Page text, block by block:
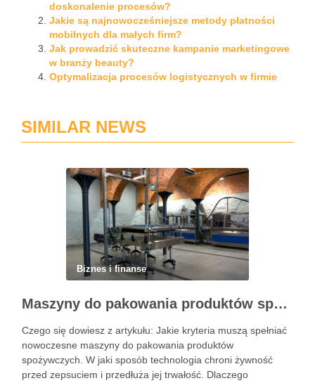
doskonalenie procesów?
Jakie są najnowocześniejsze metody płatności
mobilnych dla małych firm?
Jak prowadzić skuteczne kampanie marketingowe
w branży beauty?
Optymalizacja procesów logistycznych w firmie
SIMILAR NEWS
Biznes i finanse
Maszyny do pakowania produktów spożywczych – standardy higieny i nowoczesne technologie w przetwórstwie
Czego się dowiesz z artykułu: Jakie kryteria muszą spełniać
nowoczesne maszyny do pakowania produktów
spożywczych. W jaki sposób technologia chroni żywność
przed zepsuciem i przedłuża jej trwałość. Dlaczego